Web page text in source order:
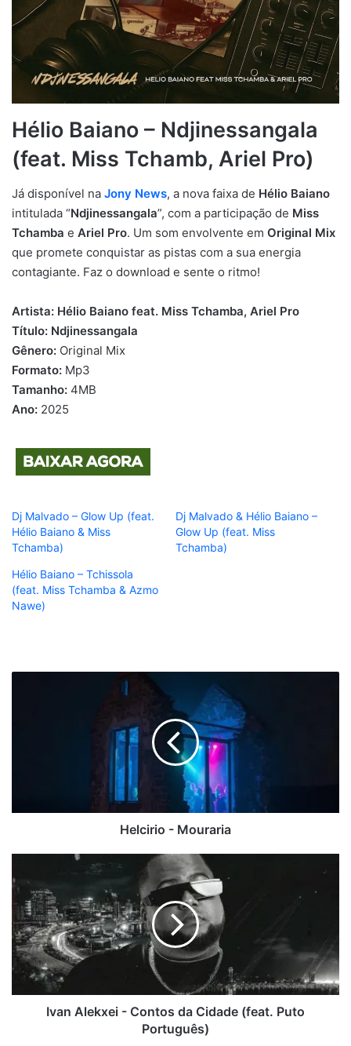
Hélio Baiano – Ndjinessangala
(feat. Miss Tchamb, Ariel Pro)
Já disponível na Jony News, a nova faixa de Hélio Baiano
intitulada “Ndjinessangala”, com a participação de Miss
Tchamba e Ariel Pro. Um som envolvente em Original Mix
que promete conquistar as pistas com a sua energia
contagiante. Faz o download e sente o ritmo!
Artista: Hélio Baiano feat. Miss Tchamba, Ariel Pro
Título: Ndjinessangala
Gênero: Original Mix
Formato: Mp3
Tamanho: 4MB
Ano: 2025
Dj Malvado – Glow Up (feat.
Hélio Baiano & Miss
Tchamba)
Dj Malvado & Hélio Baiano –
Glow Up (feat. Miss
Tchamba)
Hélio Baiano – Tchissola
(feat. Miss Tchamba & Azmo
Nawe)
Helcirio - Mouraria
Alekxei
Contos
da
Cidade
(feat.
Puto
Português)
Ivan Alekxei - Contos da Cidade (feat. Puto
Português)